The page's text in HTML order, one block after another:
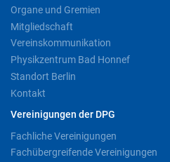
Organe und Gremien
Mitgliedschaft
Vereinskommunikation
Physikzentrum Bad Honnef
Standort Berlin
Kontakt
Vereinigungen der DPG
Fachliche Vereinigungen
Fachübergreifende Vereinigungen